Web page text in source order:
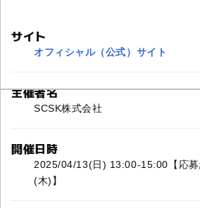
サイト
オフィシャル（公式）サイト
主催者名
SCSK株式会社
開催日時
2025/04/13(日) 13:00-15:00【応
(木)】